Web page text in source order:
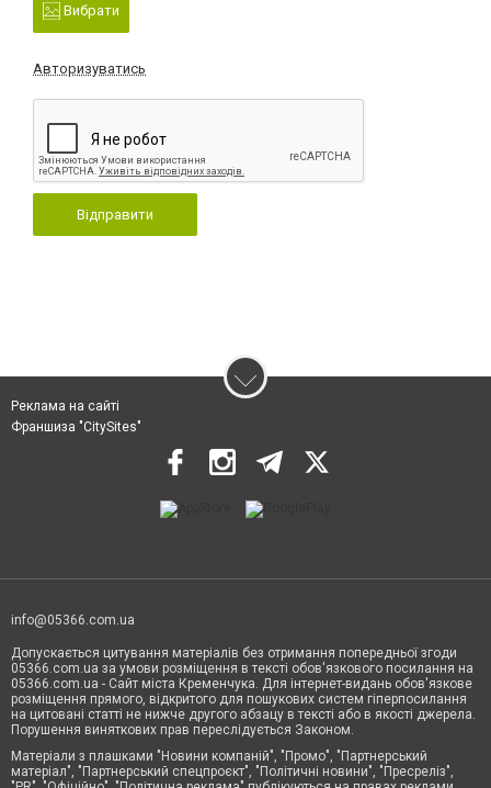
Вибрати
Авторизуватись
Відправити
Реклама на сайті
Франшиза "CitySites"
info@05366.com.ua
Допускається цитування матеріалів без отримання попередньої згоди
05366.com.ua за умови розміщення в тексті обов'язкового посилання на
05366.com.ua - Сайт міста Кременчука. Для інтернет-видань обов'язкове
розміщення прямого, відкритого для пошукових систем гіперпосилання
на цитовані статті не нижче другого абзацу в тексті або в якості джерела.
Порушення виняткових прав переслідується Законом.
Матеріали з плашками "Новини компаній", "Промо", "Партнерський
матеріал", "Партнерський спецпроєкт", "Політичні новини", "Пресреліз",